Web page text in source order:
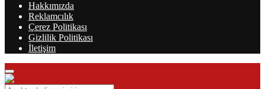
Hakkımızda
Reklamcılık
Çerez Politikası
Gizlilik Politikası
İletişim
Primary
Menu